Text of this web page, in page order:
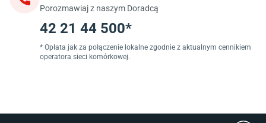
Stoły do jadalni
Krzesła do jadalni
Dywany szare
Lampy w stylu loftowym
Lampy wiszące do jadalni
Porozmawiaj z naszym Doradcą
42 21 44 500*
* Opłata jak za połączenie lokalne zgodnie z aktualnym cennikiem
operatora sieci komórkowej.